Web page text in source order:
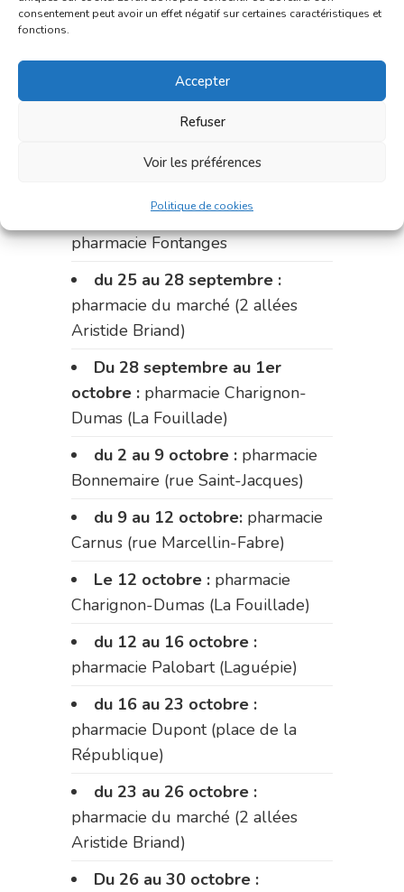
consentement peut avoir un effet négatif sur certaines caractéristiques et
fonctions.
Accepter
Refuser
Voir les préférences
Politique de cookies
du 11 au 14 septembre :
République)
Le 14 septembre :
Charignon-Dumas (La Fouillade)
du 14 au 18 septembre :
du 18 au 25 septembre :
pharmacie Fontanges
du 25 au 28 septembre :
pharmacie du marché (2 allées
Aristide Briand)
Du 28 septembre au 1er
octobre : pharmacie Charignon-
Dumas (La Fouillade)
du 2 au 9 octobre : pharmacie
Bonnemaire (rue Saint-Jacques)
du 9 au 12 octobre: pharmacie
Carnus (rue Marcellin-Fabre)
Le 12 octobre : pharmacie
Charignon-Dumas (La Fouillade)
du 12 au 16 octobre :
pharmacie Palobart (Laguépie)
du 16 au 23 octobre :
pharmacie Dupont (place de la
République)
du 23 au 26 octobre :
pharmacie du marché (2 allées
Aristide Briand)
Du 26 au 30 octobre :